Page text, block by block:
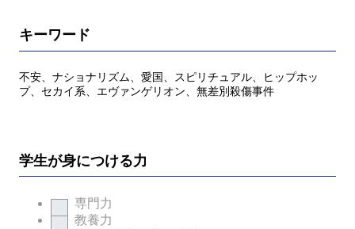
キーワード
不安、ナショナリズム、愛国、スピリチュアル、ヒップホッ
プ、セカイ系、エヴァンゲリオン、無差別殺傷事件
学生が身につける力
専門力
教養力